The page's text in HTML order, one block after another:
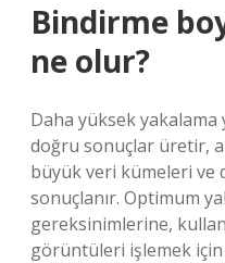
Bindirme
ne olur?
Daha yüksek
doğru sonuçlar üretir,
büyük veri kümeleri ve
sonuçlanır. Optimum
gereksinimlerine,
görüntüleri işlemek için